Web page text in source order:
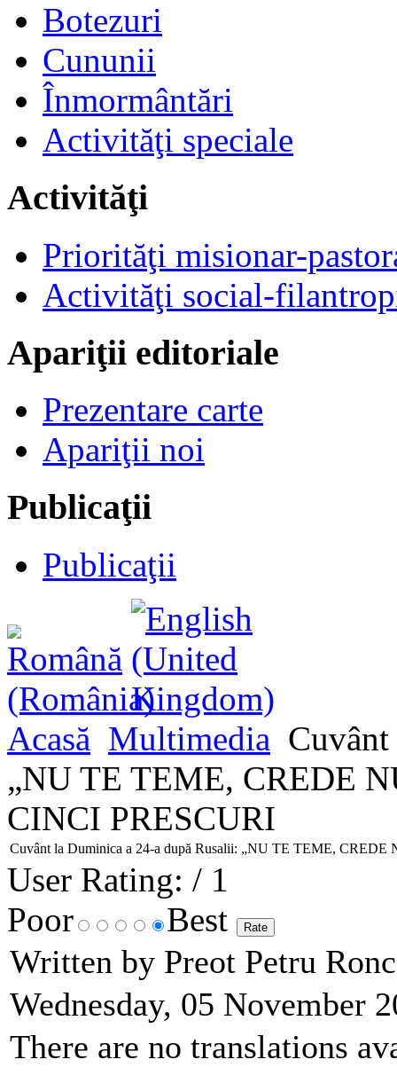
Botezuri
Cununii
Înmormântări
Activităţi speciale
Activităţi
Priorităţi misionar-
Activităţi social-
Apariţii editoriale
Prezentare carte
Apariţii noi
Publicaţii
Publicaţii
Acasă Multimedia
„NU TE TEME, CREDE
CINCI PRESCURI
Cuvânt la Duminica a 24-a după Rusalii: „NU TE TEME,
User Rating: / 1
Poor
Best
Written by Preot Petru
Wednesday, 05 November
There are no translations